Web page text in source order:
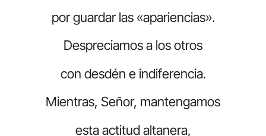
por guardar las «apariencias».
Despreciamos a los otros
con desdén e indiferencia.
Mientras, Señor, mantengamos
esta actitud altanera,